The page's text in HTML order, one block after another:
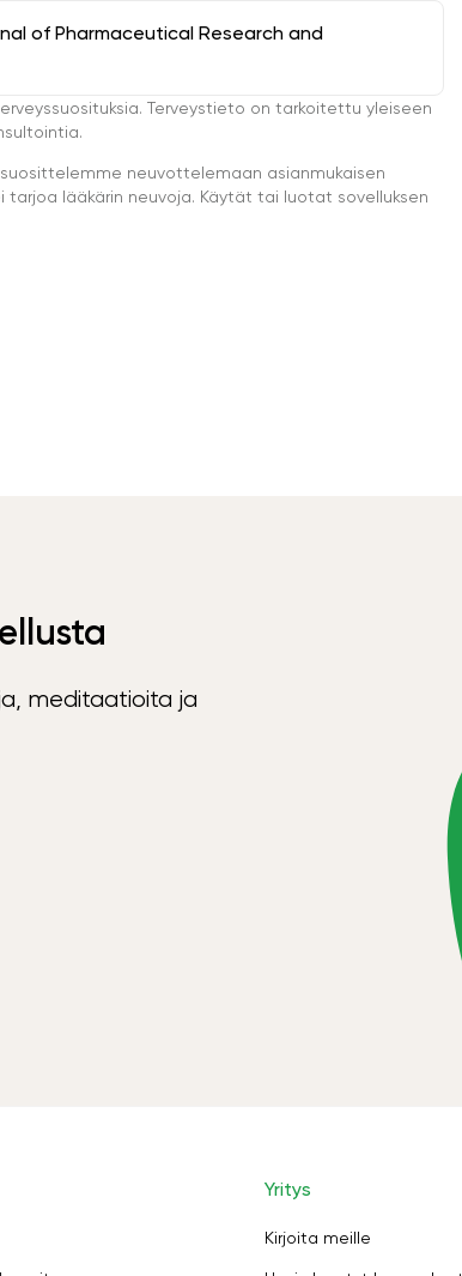
of Pharmaceutical Research and
Terveystieto on tarkoitettu yleiseen
neuvottelemaan asianmukaisen
lääkärin neuvoja. Käytät tai luotat sovelluksen
meditaatioita ja
Yritys
Kirjoita meille